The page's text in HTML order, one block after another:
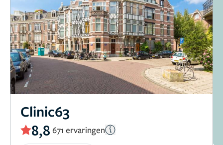
Clinic63
8,8 671 ervaringen